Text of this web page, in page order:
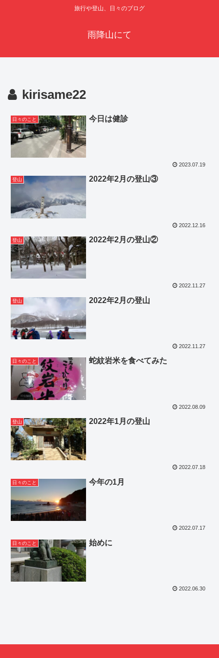
旅行や登山、日々のブログ
雨降山にて
kirisame22
日々のこと 今日は健診
2023.07.19
登山 2022年2月の登山③
2022.12.16
登山 2022年2月の登山②
2022.11.27
登山 2022年2月の登山
2022.11.27
日々のこと 蛇紋岩米を食べてみた
2022.08.09
登山 2022年1月の登山
2022.07.18
日々のこと 今年の1月
2022.07.17
日々のこと 始めに
2022.06.30